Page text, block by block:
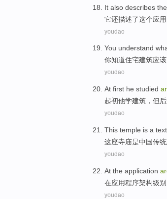
It also describes the
它还描述了这个应用
youdao
You understand
你知道住宅建筑应该
youdao
At first he studied
起初他学建筑 ， 但
youdao
This temple is a
这座寺庙是中国传统
youdao
At the application
在应用程序架构级别
youdao